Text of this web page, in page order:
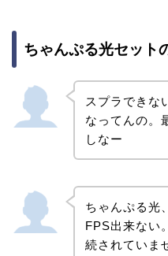
ちゃんぷる光セット
スプラできな
なってんの。
しなー
ちゃんぷる光
FPS出来ない
続されていま